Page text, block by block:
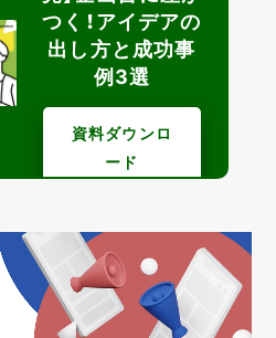
つく！アイデアの
出し方と成功事
例3選
資料ダウンロ
ード